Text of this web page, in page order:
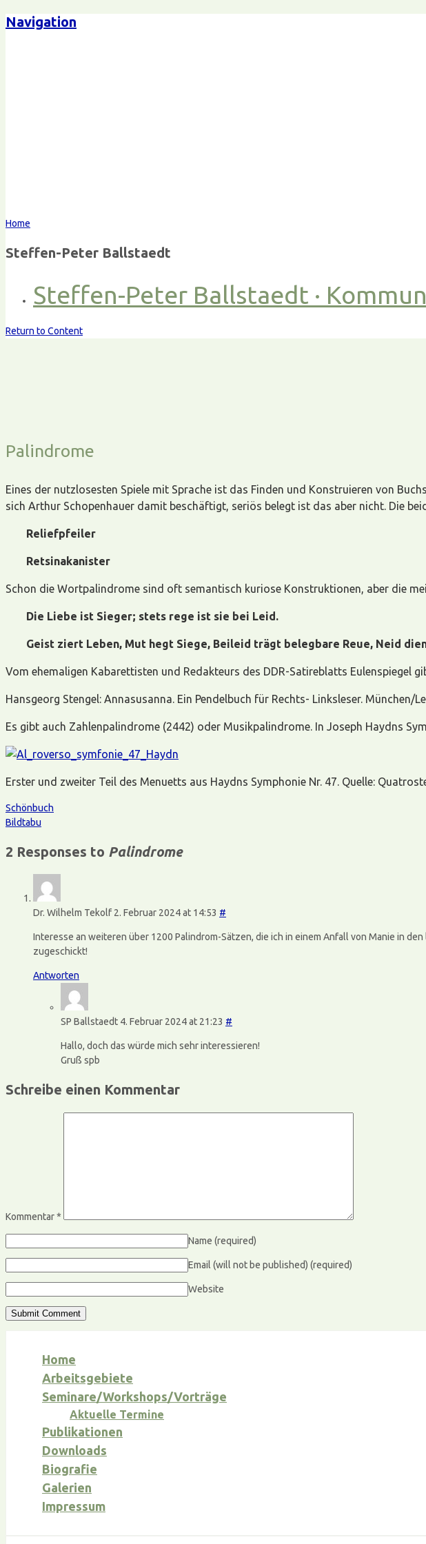
Navigation
Home
Steffen-Peter Ballstaedt
Steffen-Peter Ballstaedt ·
Return to Content
Palindrome
Eines der nutzlosesten Spiele mit Sprache ist das Finden und Konstruieren von
sich Arthur Schopenhauer damit beschäftigt, seriös belegt ist das aber nicht. Die
Reliefpfeiler
Retsinakanister
Schon die Wortpalindrome sind oft semantisch kuriose Konstruktionen, aber die
Die Liebe ist Sieger; stets rege ist sie bei Leid.
Geist ziert Leben, Mut hegt Siege, Beileid trägt belegbare Reue, Neid
Vom ehemaligen Kabarettisten und Redakteurs des DDR-Satireblatts Eulenspiegel
Hansgeorg Stengel: Annasusanna. Ein Pendelbuch für Rechts- Linksleser. München/
Es gibt auch Zahlenpalindrome (2442) oder Musikpalindrome. In Joseph Haydns
Erster und zweiter Teil des Menuetts aus Haydns Symphonie Nr. 47. Quelle:
Schönbuch
Bildtabu
2 Responses to Palindrome
Dr. Wilhelm Tekolf 2. Februar 2024 at 14:53 #
Interesse an weiteren über 1200 Palindrom-Sätzen, die ich in einem Anfall von Manie in
zugeschickt!
Antworten
SP Ballstaedt 4. Februar 2024 at 21:23 #
Hallo, doch das würde mich sehr interessieren!
Gruß spb
Schreibe einen Kommentar
Kommentar*
Name (required)
Email (will not be published) (required)
Website
Home
Arbeitsgebiete
Seminare/Workshops/Vorträge
Aktuelle Termine
Publikationen
Downloads
Biografie
Galerien
Impressum